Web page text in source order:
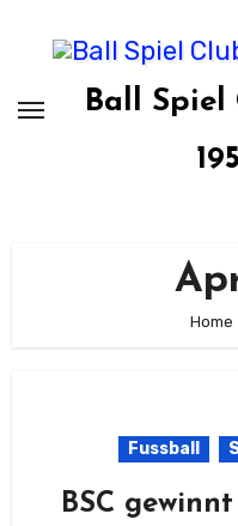
Ball Spiel
Home
Fussball
BSC